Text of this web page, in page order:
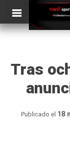
content
ClaroSports
Tras
Publicado el 18